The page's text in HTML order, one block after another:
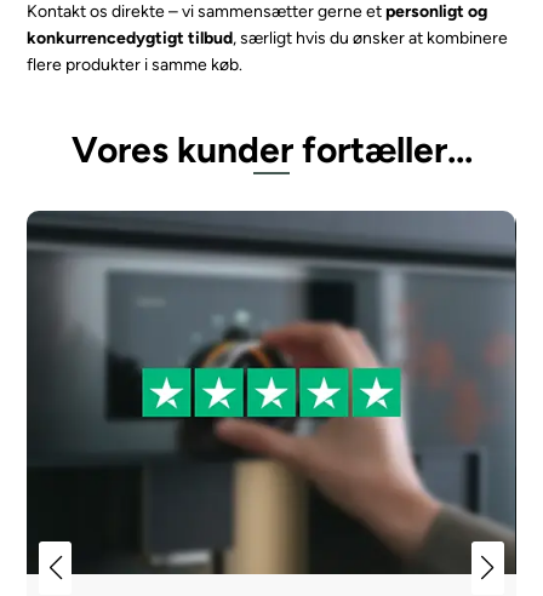
Kontakt os direkte – vi sammensætter gerne etpersonligt og
konkurrencedygtigt tilbud, særligt hvis du ønsker at kombinere
flere produkter i samme køb.
Vores kunder fortæller...